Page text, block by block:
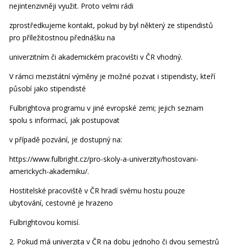
nejintenzivněji využit. Proto velmi rádi
zprostředkujeme kontakt, pokud by byl některý ze stipendistů
pro příležitostnou přednášku na
univerzitním či akademickém pracovišti v ČR vhodný.
V rámci mezistátní výměny je možné pozvat i stipendisty, kteří
působí jako stipendisté
Fulbrightova programu v jiné evropské zemi; jejich seznam
spolu s informací, jak postupovat
v případě pozvání, je dostupný na:
https://www.fulbright.cz/pro-skoly-a-univerzity/hostovani-
americkych-akademiku/.
Hostitelské pracoviště v ČR hradí svému hostu pouze
ubytování, cestovné je hrazeno
Fulbrightovou komisí.
2. Pokud má univerzita v ČR na dobu jednoho či dvou semestrů